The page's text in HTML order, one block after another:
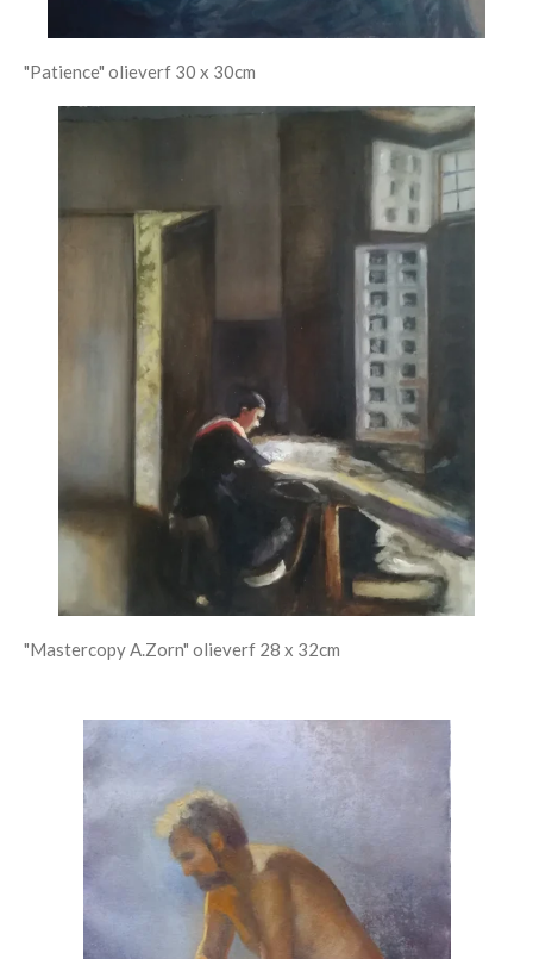
"Patience" olieverf 30 x 30cm
"Mastercopy A.Zorn" olieverf 28 x 32cm